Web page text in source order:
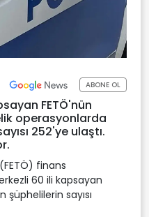
ABONE OL
FETÖ'nün
operasyonlarda
252'ye ulaştı.
finans
60 ili kapsayan
şüphelilerin sayısı